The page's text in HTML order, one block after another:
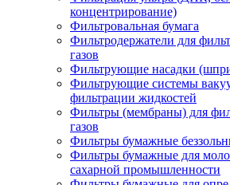
концентрирование)
Фильтровальная бумага
Фильтродержатели для
газов
Фильтрующие насадки
Фильтрующие системы
фильтрации жидкостей
Фильтры (мембраны) для
газов
Фильтры бумажные
Фильтры бумажные для
сахарной промышленности